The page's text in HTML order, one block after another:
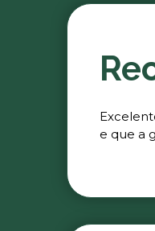
e que a